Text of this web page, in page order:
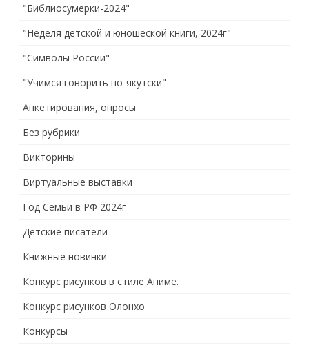
"Библиосумерки-2024"
"Неделя детской и юношеской книги, 2024г"
"Символы России"
"Учимся говорить по-якутски"
Анкетирования, опросы
Без рубрики
Викторины
Виртуальные выставки
Год Семьи в РФ 2024г
Детские писатели
Книжные новинки
Конкурс рисунков в стиле Аниме.
Конкурс рисунков Олонхо
Конкурсы